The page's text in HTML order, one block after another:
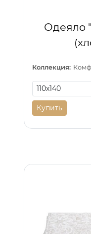
Одеяло
Коллекция:
Купить